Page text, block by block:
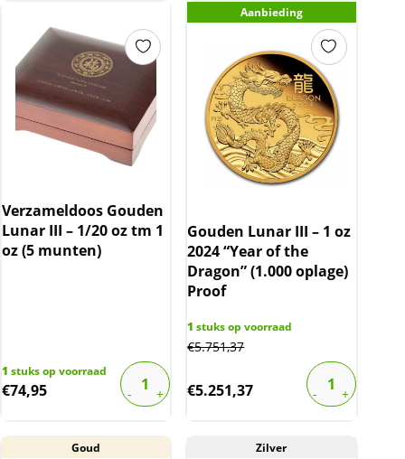
Verzameldoos Gouden
Lunar III – 1/20 oz tm 1
oz (5 munten)
1 stuks op voorraad
€74,95
Aanbieding
Gouden Lunar III – 1 oz
2024 “Year of the
Dragon” (1.000 oplage)
Proof
1 stuks op voorraad
€5.751,37
€5.251,37
Goud Zilver